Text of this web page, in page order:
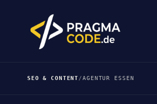
SEO & CONTENT/AGENTUR ESSEN